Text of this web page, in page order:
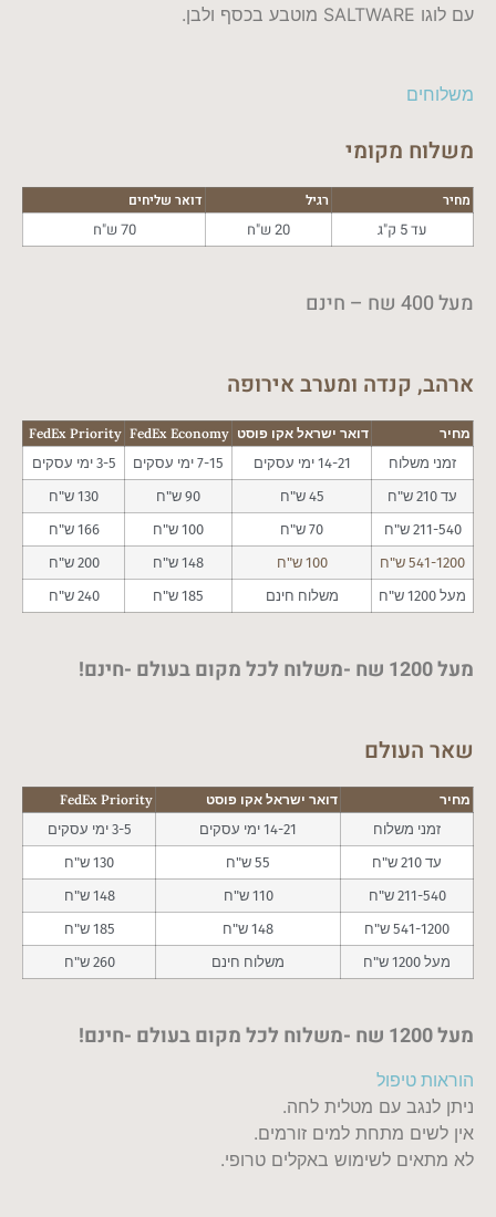
עם לוגו SALTWARE מוטבע בכסף ולבן.
משלוחים
משלוח מקומי
מחיר רגיל דואר שליחים
עד 5 ק"ג 20 ש"ח 70 ש"ח
מעל 400 שח – חינם
ארהב, קנדה ומערב אירופה
מחיר דואר ישראל אקו פוסט FedEx Economy
FedEx Priority
זמני משלוח
14-21 ימי עסקים 7-15 ימי עסקים
3-5 ימי עסקים
עד 210 ש"ח
45 ש"ח 90 ש"ח
130 ש"ח
211-540 ש"ח
70 ש"ח 100 ש"ח
166 ש"ח
541-1200 ש"ח
100 ש"ח 148 ש"ח
200 ש"ח
מעל 1200 ש"ח
משלוח חינם 185 ש"ח 240 ש"ח
מעל 1200 שח -משלוח לכל מקום בעולם -חינם!
שאר העולם
מחיר דואר ישראל אקו פוסט
FedEx Priority
זמני משלוח
14-21 ימי עסקים
3-5 ימי עסקים
עד 210 ש"ח
55 ש"ח
130 ש"ח
211-540 ש"ח
110 ש"ח
148 ש"ח
541-1200 ש"ח
148 ש"ח
185 ש"ח
מעל 1200 ש"ח
משלוח חינם 260 ש"ח
מעל 1200 שח -משלוח לכל מקום בעולם -חינם!
הוראות טיפול
ניתן לנגב עם מטלית לחה.
אין לשים מתחת למים זורמים.
לא מתאים לשימוש באקלים טרופי.